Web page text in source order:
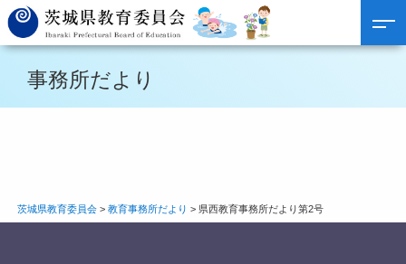
事務所だより
茨城県教育委員会> 教育事務所だより > 県西教育事務所だより第2号